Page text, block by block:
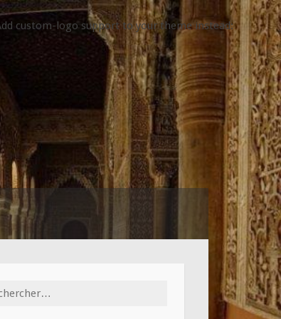
custom-logo support to your theme instead:
: